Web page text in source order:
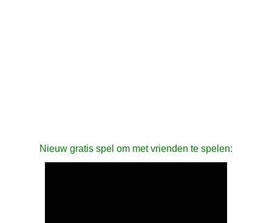
Nieuw gratis spel om met vrienden te spelen: